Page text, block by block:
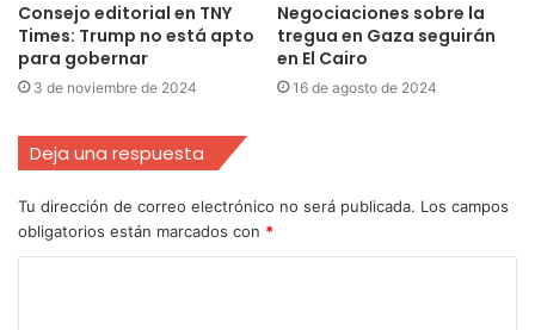
Consejo editorial en TNY
Times: Trump no está apto
para gobernar
3 de noviembre de 2024
Negociaciones sobre la
tregua en Gaza seguirán
en El Cairo
16 de agosto de 2024
Deja una respuesta
Tu dirección de correo electrónico no será publicada. Los campos
obligatorios están marcados con *